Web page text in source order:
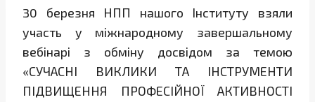
30 березня НПП нашого Інституту взяли
участь у міжнародному завершальному
вебінарі з обміну досвідом за темою
«СУЧАСНІ ВИКЛИКИ ТА ІНСТРУМЕНТИ
ПІДВИЩЕННЯ ПРОФЕСІЙНОЇ АКТИВНОСТІ